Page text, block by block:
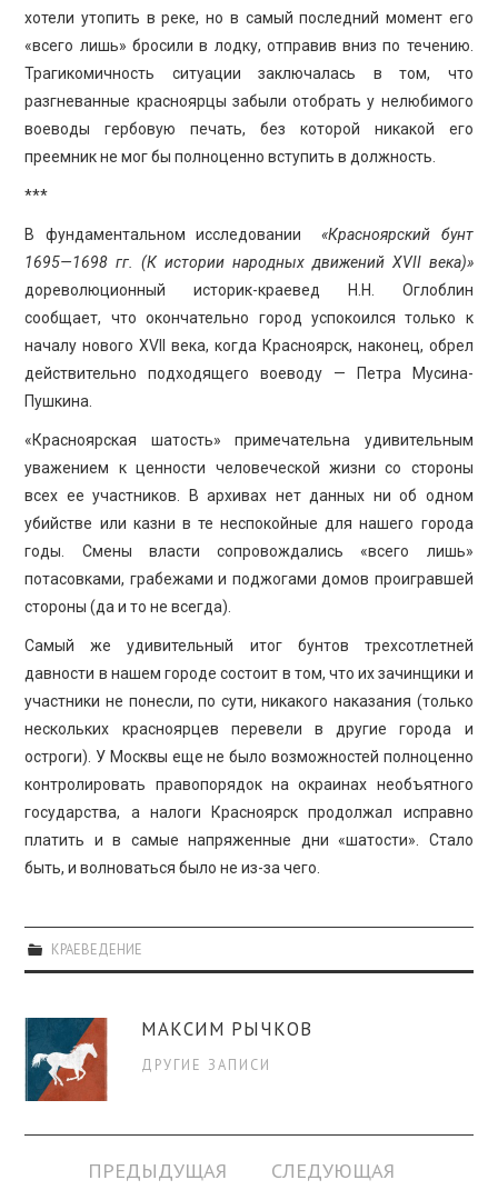
хотели утопить в реке, но в самый последний момент его
«всего лишь» бросили в лодку, отправив вниз по течению.
Трагикомичность ситуации заключалась в том, что
разгневанные красноярцы забыли отобрать у нелюбимого
воеводы гербовую печать, без которой никакой его
преемник не мог бы полноценно вступить в должность.
***
В фундаментальном исследовании«Красноярский бунт
1695—1698 гг. (К истории народных движений XVII века)»
дореволюционный историк-краевед Н.Н. Оглоблин
сообщает, что окончательно город успокоился только к
началу нового XVII века, когда Красноярск, наконец, обрел
действительно подходящего воеводу — Петра Мусина-
Пушкина.
«Красноярская шатость» примечательна удивительным
уважением к ценности человеческой жизни со стороны
всех ее участников. В архивах нет данных ни об одном
убийстве или казни в те неспокойные для нашего города
годы. Смены власти сопровождались «всего лишь»
потасовками, грабежами и поджогами домов проигравшей
стороны (да и то не всегда).
Самый же удивительный итог бунтов трехсотлетней
давности в нашем городе состоит в том, что их зачинщики и
участники не понесли, по сути, никакого наказания (только
нескольких красноярцев перевели в другие города и
остроги). У Москвы еще не было возможностей полноценно
контролировать правопорядок на окраинах необъятного
государства, а налоги Красноярск продолжал исправно
платить и в самые напряженные дни «шатости». Стало
быть, и волноваться было не из-за чего.
КРАЕВЕДЕНИЕ
МАКСИМ РЫЧКОВ
ДРУГИЕ ЗАПИСИ
Навигация
ПРЕДЫДУЩАЯ
СЛЕДУЮЩАЯ